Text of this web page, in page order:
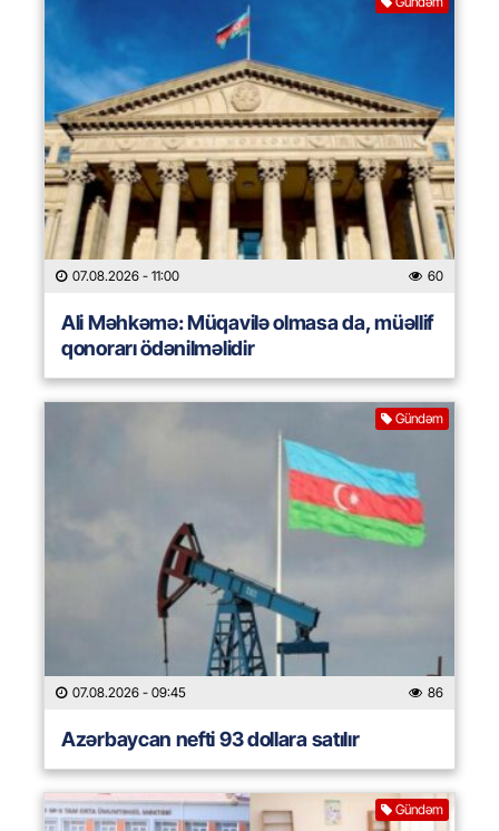
07.08.2026 - 11:00 60
Ali Məhkəmə: Müqavilə olmasa da, müəllif
qonorarı ödənilməlidir
Gündəm
07.08.2026 - 09:45 86
Azərbaycan nefti 93 dollara satılır
Gündəm